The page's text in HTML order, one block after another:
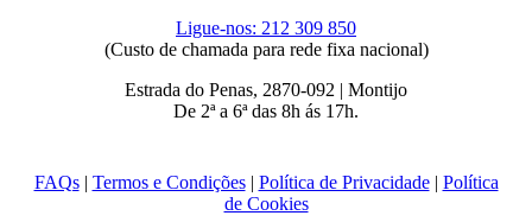
Ligue-nos: 212 309 850
(Custo de chamada para rede fixa nacional)
Estrada do Penas, 2870-092 | Montijo
De 2ª a 6ª das 8h ás 17h.
FAQs| Termos e Condições| Política de Privacidade| Política
de Cookies